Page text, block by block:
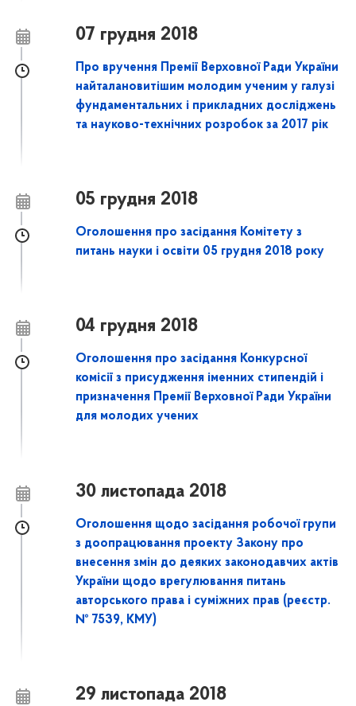
07 грудня 2018
Про вручення Премії Верховної Ради України
найталановитішим молодим ученим у галузі
фундаментальних і прикладних досліджень
та науково-технічних розробок за 2017 рік
05 грудня 2018
Оголошення про засідання Комітету з
питань науки і освіти 05 грудня 2018 року
04 грудня 2018
Оголошення про засідання Конкурсної
комісії з присудження іменних стипендій і
призначення Премії Верховної Ради України
для молодих учених
30 листопада 2018
Оголошення щодо засідання робочої групи
з доопрацювання проекту Закону про
внесення змін до деяких законодавчих актів
України щодо врегулювання питань
авторського права і суміжних прав (реєстр.
№ 7539, КМУ)
29 листопада 2018